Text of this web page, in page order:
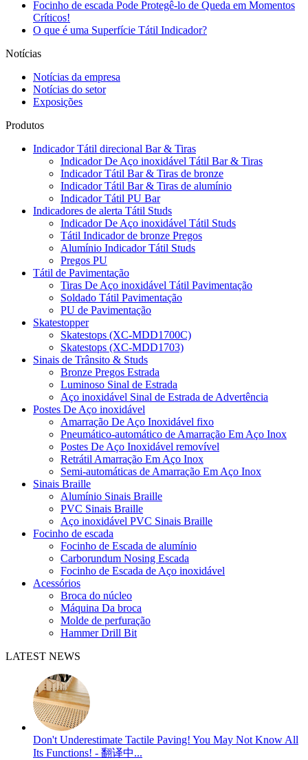
Focinho de escada Pode Protegê-lo de Queda em Momentos
Críticos!
O que é uma Superfície Tátil Indicador?
Notícias
Notícias da empresa
Notícias do setor
Exposições
Produtos
Indicador Tátil direcional Bar & Tiras
Indicador De Aço inoxidável Tátil Bar & Tiras
Indicador Tátil Bar & Tiras de bronze
Indicador Tátil Bar & Tiras de alumínio
Indicador Tátil PU Bar
Indicadores de alerta Tátil Studs
Indicador De Aço inoxidável Tátil Studs
Tátil Indicador de bronze Pregos
Alumínio Indicador Tátil Studs
Pregos PU
Tátil de Pavimentação
Tiras De Aço inoxidável Tátil Pavimentação
Soldado Tátil Pavimentação
PU de Pavimentação
Skatestopper
Skatestops (XC-MDD1700C)
Skatestops (XC-MDD1703)
Sinais de Trânsito & Studs
Bronze Pregos Estrada
Luminoso Sinal de Estrada
Aço inoxidável Sinal de Estrada de Advertência
Postes De Aço inoxidável
Amarração De Aço Inoxidável fixo
Pneumático-automático de Amarração Em Aço Inox
Postes De Aço Inoxidável removível
Retrátil Amarração Em Aço Inox
Semi-automáticas de Amarração Em Aço Inox
Sinais Braille
Alumínio Sinais Braille
PVC Sinais Braille
Aço inoxidável PVC Sinais Braille
Focinho de escada
Focinho de Escada de alumínio
Carborundum Nosing Escada
Focinho de Escada de Aço inoxidável
Acessórios
Broca do núcleo
Máquina Da broca
Molde de perfuração
Hammer Drill Bit
LATEST NEWS
Don't Underestimate Tactile Paving! You May Not Know All
Its Functions! - 翻译中...